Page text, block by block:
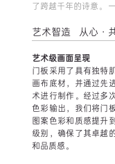
了跨越千年的诗意。
艺术智造 从心·
艺术级画面呈现
门板采用了具有独特
画布底材，并通过先
术进行制作。经过多
色彩输出，我们将门
图案色彩和质感提升
级别，确保了其卓越
和品质感。